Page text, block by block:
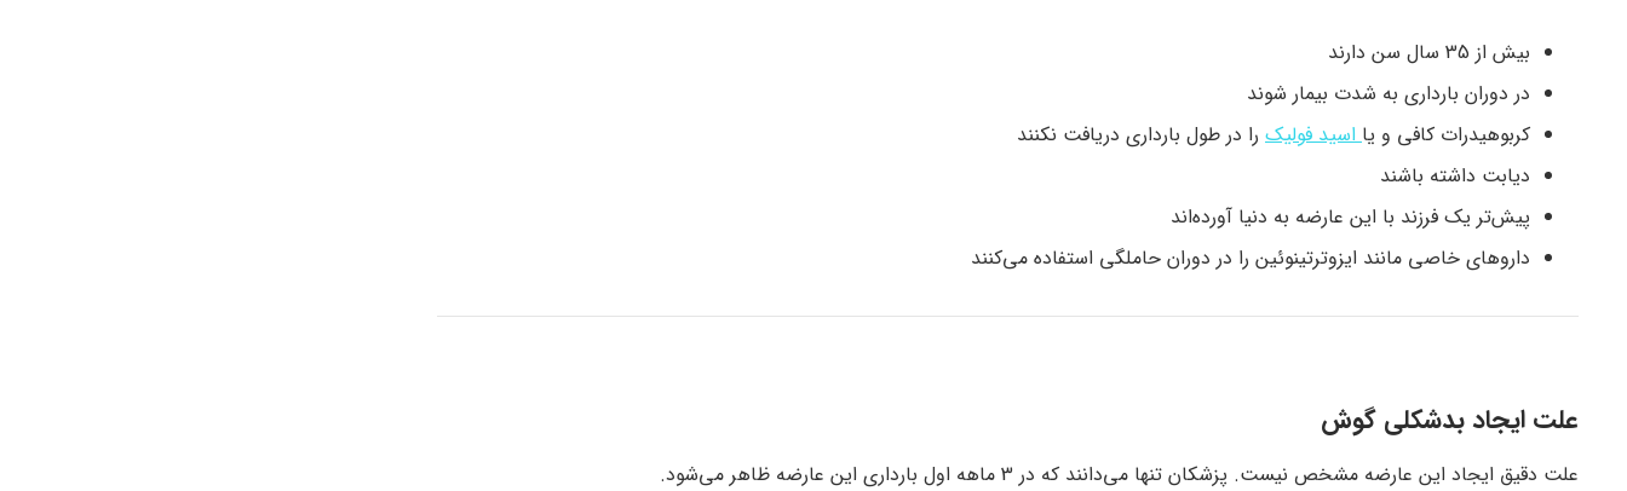
بیش از 35 سال سن دارند
در دوران بارداری به شدت بیمار شوند
کربوهیدرات کافی و یااسید فولیک را در طول بارداری دریافت نکنند
دیابت داشته باشند
پیش‌تر یک فرزند با این عارضه به دنیا آورده‌‎اند
داروهای خاصی مانند ایزوترتینوئین را در دوران حاملگی استفاده می‌کنند
علت ایجاد بدشکلی گوش
علت دقیق ایجاد این عارضه مشخص نیست. پزشکان تنها می‌دانند که در 3 ماهه اول بارداری این عارضه ظاهر می‌شود.